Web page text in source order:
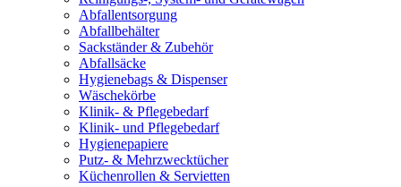
Abfallentsorgung
Abfallbehälter
Sackständer & Zubehör
Abfallsäcke
Hygienebags & Dispenser
Wäschekörbe
Klinik- & Pflegebedarf
Klinik- und Pflegebedarf
Hygienepapiere
Putz- & Mehrzwecktücher
Küchenrollen & Servietten